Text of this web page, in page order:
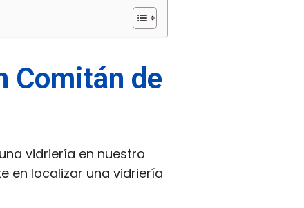
Comitán de
vidriería en nuestro
en localizar una vidriería